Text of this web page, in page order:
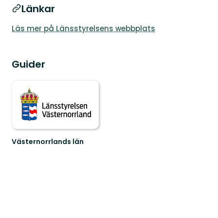
Länkar
Läs mer på Länsstyrelsens webbplats
Guider
Västernorrlands län